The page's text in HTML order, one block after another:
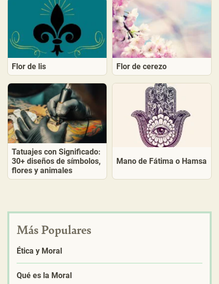
Flor de lis Flor de cerezo
Tatuajes con Significado:
30+ diseños de símbolos,
flores y animales
Mano de Fátima o Hamsa
Más Populares
Ética y Moral
Qué es la Moral